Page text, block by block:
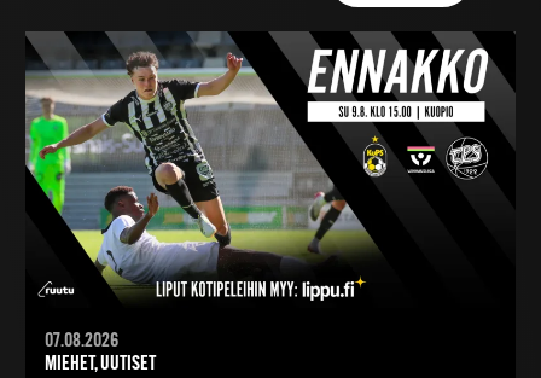
07.08.2026
MIEHET, UUTISET